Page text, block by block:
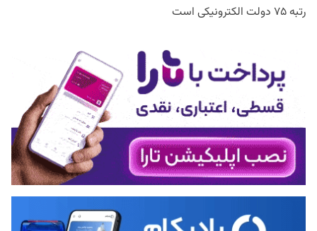
رتبه ۷۵ دولت الکترونیکی است